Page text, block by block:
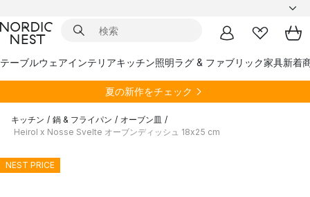
テーブルウェアインテリアキッチン照明ラグ & ファブリック家具新着
夏の新作をチェック
キッチン / 鍋 & フライパン / オーブン皿 /
Heirol x Nosse Svelte オーブンディッシュ 18x25 cm
NEST PRICE